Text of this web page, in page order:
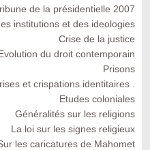
de la présidentielle 2007
institutions et des ideologies
Crise de la justice
du droit contemporain
Prisons
et crispations identitaires .
Etudes coloniales
Généralités sur les religions
La loi sur les signes religieux
les caricatures de Mahomet